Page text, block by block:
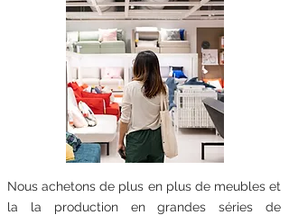
Nous achetons de plus en plus de meubles et
la la production en grandes séries de